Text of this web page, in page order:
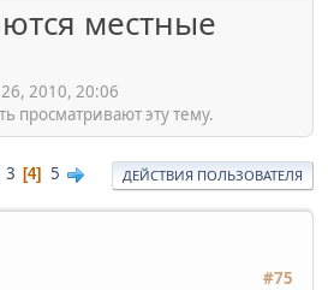
местные
2010, 20:06
просматривают эту тему.
3 4 5 ДЕЙСТВИЯ ПОЛЬЗОВАТЕЛЯ
#75